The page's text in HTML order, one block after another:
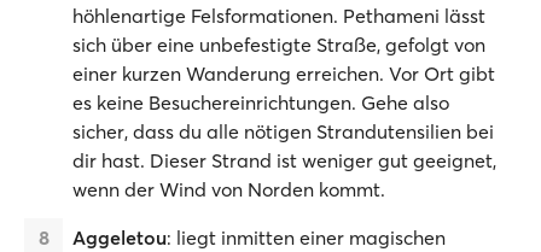
höhlenartige Felsformationen. Pethameni lässt
sich über eine unbefestigte Straße, gefolgt von
einer kurzen Wanderung erreichen. Vor Ort gibt
es keine Besuchereinrichtungen. Gehe also
sicher, dass du alle nötigen Strandutensilien bei
dir hast. Dieser Strand ist weniger gut geeignet,
wenn der Wind von Norden kommt.
Aggeletou: liegt inmitten einer magischen